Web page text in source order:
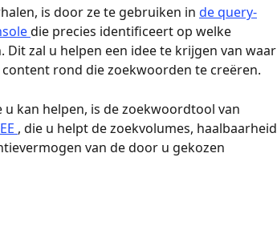
is door ze te gebruiken in de query-
die precies identificeert op welke
zal u helpen een idee te krijgen van waar
rond die zoekwoorden te creëren.
kan helpen, is de zoekwoordtool van
, die u helpt de zoekvolumes, haalbaarheid
van de door u gekozen